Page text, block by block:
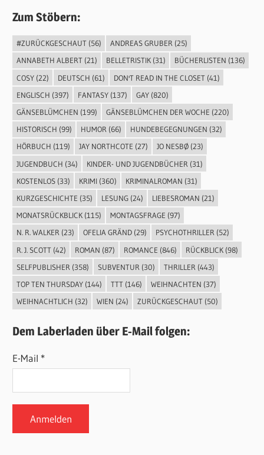
Zum Stöbern:
#ZURÜCKGESCHAUT(56) ANDREAS GRUBER(25)
ANNABETH ALBERT(21) BELLETRISTIK(31) BÜCHERLISTEN (136)
COSY(22) DEUTSCH (61) DON'T READ IN THE CLOSET(41)
ENGLISCH (397) FANTASY(137) GAY(820)
GÄNSEBLÜMCHEN (199) GÄNSEBLÜMCHEN DER WOCHE (220)
HISTORISCH (99) HUMOR (66) HUNDEBEGEGNUNGEN (32)
HÖRBUCH (119) JAY NORTHCOTE (27) JO NESBØ(23)
JUGENDBUCH (34) KINDER- UND JUGENDBÜCHER (31)
KOSTENLOS(33) KRIMI(360) KRIMINALROMAN (31)
KURZGESCHICHTE (35) LESUNG(24) LIEBESROMAN (21)
MONATSRÜCKBLICK(115) MONTAGSFRAGE (97)
N. R. WALKER(23) OFELIA GRÄND(29) PSYCHOTHRILLER(52)
R. J. SCOTT(42) ROMAN (87) ROMANCE (846) RÜCKBLICK(98)
SELFPUBLISHER (358) SUBVENTUR (30) THRILLER (443)
TOP TEN THURSDAY(144) TTT(146) WEIHNACHTEN (37)
WEIHNACHTLICH (32) WIEN (24) ZURÜCKGESCHAUT(50)
Dem Laberladen über E-Mail folgen:
E-Mail *